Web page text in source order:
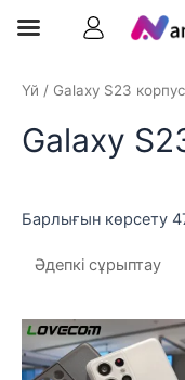
Үй / Galaxy S23
Galaxy
Барлығын көрсету